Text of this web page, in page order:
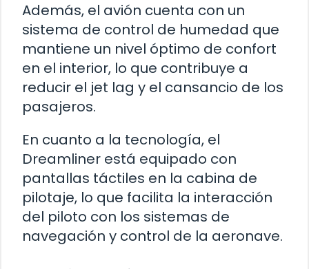
Además, el avión cuenta con un
sistema de control de humedad que
mantiene un nivel óptimo de confort
en el interior, lo que contribuye a
reducir el jet lag y el cansancio de los
pasajeros.
En cuanto a la tecnología, el
Dreamliner está equipado con
pantallas táctiles en la cabina de
pilotaje, lo que facilita la interacción
del piloto con los sistemas de
navegación y control de la aeronave.